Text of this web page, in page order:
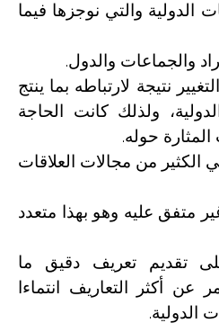
الدولية والتي نوجزها فيما
والجماعات والدول.
نتيجة لارتباطه بما ينتج
ولذلك كانت الحاجة
حوله.
الكثير من مجالات العلاقات
متفق عليه وهو بهذا متعدد
تقديم تعريف دقيق ما
أكثر التعاريف انتماءا
الدولية.